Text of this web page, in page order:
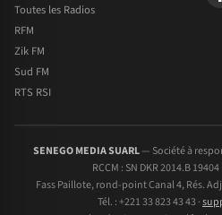
Toutes les Radios
RFM
Zik FM
Sud FM
RTS RSI
SENEGO MEDIA SUARL— Société à
RCCM : SN DKR 2014.B
Fass Paillote, rond-point Canal 4, Rés.
Tél. : +221 33 823 43 43 ·